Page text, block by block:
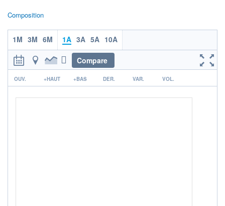
CATÉGORIE MORNINGSTAR
Allocation EUR Prudente
FONDS PARTENAIRES
TARIFS PRIVILÉGIÉS 0%
ÉLIGIBILITÉ
PEA PEA-PME BOURSOVIE LUX
BOURSOVIE
Composition
1M 3M 6M 1A 3A 5A 10A
Compare
r
OUV. +HAUT +BAS DER. VAR. VOL.